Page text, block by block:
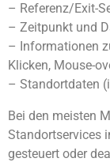
– Referenz/Exit-
– Zeitpunkt und
– Informationen
Klicken, Mouse-
– Standortdaten
Bei den meisten
Standortservices
gesteuert oder